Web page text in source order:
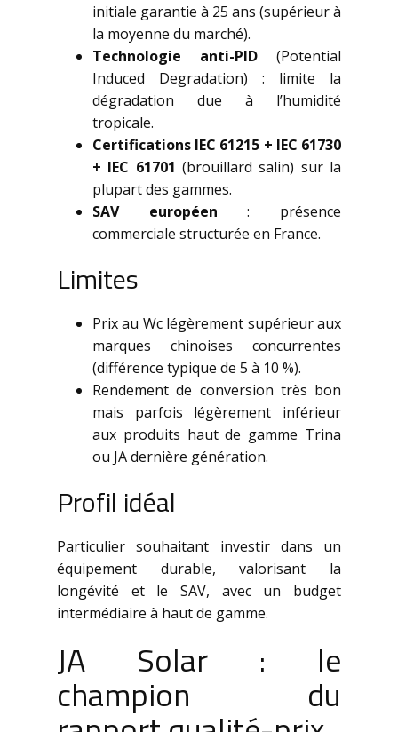
initiale garantie à 25 ans (supérieur à
la moyenne du marché).
Technologie anti-PID (Potential
Induced Degradation) : limite la
dégradation due à l’humidité
tropicale.
Certifications IEC 61215 + IEC 61730
+ IEC 61701 (brouillard salin) sur la
plupart des gammes.
SAV européen : présence
commerciale structurée en France.
Limites
Prix au Wc légèrement supérieur aux
marques chinoises concurrentes
(différence typique de 5 à 10 %).
Rendement de conversion très bon
mais parfois légèrement inférieur
aux produits haut de gamme Trina
ou JA dernière génération.
Profil idéal
Particulier souhaitant investir dans un
équipement durable, valorisant la
longévité et le SAV, avec un budget
intermédiaire à haut de gamme.
JA Solar : le
champion du